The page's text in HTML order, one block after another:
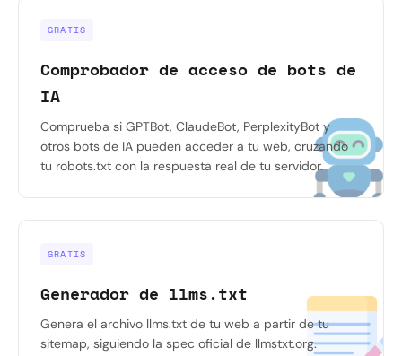
GRATIS
Comprobador de acceso de bots de
IA
Comprueba si GPTBot, ClaudeBot, PerplexityBot y
otros bots de IA pueden acceder a tu web, cruzando
tu robots.txt con la respuesta real de tu servidor.
GRATIS
Generador de llms.txt
Genera el archivo llms.txt de tu web a partir de tu
sitemap, siguiendo la spec oficial de llmstxt.org.